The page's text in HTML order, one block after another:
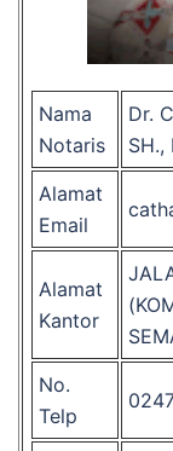
Nama
Notaris
Dr.
SH.,
Alamat
Email
Alamat
Kantor
No.
Telp